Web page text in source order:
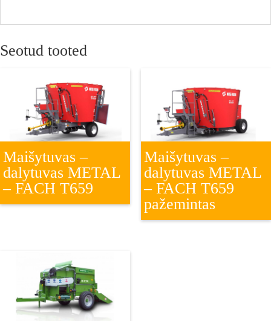
Seotud tooted
Maišytuvas –
dalytuvas METAL
– FACH T659
Maišytuvas –
dalytuvas METAL
– FACH T659
pažemintas